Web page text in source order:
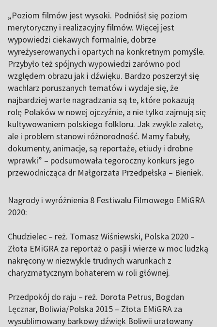
„Poziom filmów jest wysoki. Podniósł się poziom
merytoryczny i realizacyjny filmów. Więcej jest
wypowiedzi ciekawych formalnie, dobrze
wyreżyserowanych i opartych na konkretnym pomyśle.
Przybyło też spójnych wypowiedzi zarówno pod
względem obrazu jak i dźwięku. Bardzo poszerzył się
wachlarz poruszanych tematów i wydaje się, że
najbardziej warte nagradzania są te, które pokazują
rolę Polaków w nowej ojczyźnie, a nie tylko zajmują się
kultywowaniem polskiego folkloru. Jak zwykle zaletę,
ale i problem stanowi różnorodność. Mamy fabuły,
dokumenty, animacje, są reportaże, etiudy i drobne
wprawki” – podsumowała tegoroczny konkurs jego
przewodnicząca dr Małgorzata Przedpełska – Bieniek.
Nagrody i wyróżnienia 8 Festiwalu Filmowego EMiGRA
2020:
Chudzielec – reż. Tomasz Wiśniewski, Polska 2020 –
Złota EMiGRA za reportaż o pasji i wierze w moc ludzką
nakręcony w niezwykle trudnych warunkach z
charyzmatycznym bohaterem w roli głównej.
Przedpokój do raju – reż. Dorota Petrus, Bogdan
Lęcznar, Boliwia/Polska 2015 – Złota EMiGRA za
wysublimowany barkowy dźwięk Boliwii uratowany